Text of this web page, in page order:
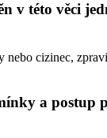
v této věci
nebo cizinec,
a postup